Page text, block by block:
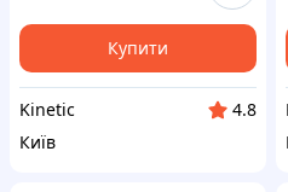
Купити
Kinetic
4.8
Київ